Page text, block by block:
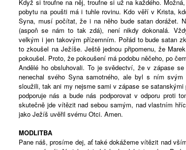
Když si troufne na něj, troufne si už na každého.
pobytu na poušti má i tuhle rovinu. Kdo věří v Krista,
Syna, musí počítat, že i na něho bude satan dorážet.
(aspoň se nám to tak zdá), není nikdy dokonalá.
velkým i jen takovým přízemním. Pořád to bude satan
to zkoušel na Ježíše. Ještě jednou připomenu, že
pokoušel. Proto, že pokoušení má podobu něčeho, po
Andělé ho obsluhovali. To je svědectví, že v zápase
nenechal svého Syna samotného, ale byl s ním
sloužili, tak ani my nejsme sami v zápase se
podporuje nás a bude nás podporovat v odporu proti
skutečně jde vítězit nad sebou samým, nad vlastním
jako Ježíš uvěřil svému Otci. Amen.
MODLITBA
Pane náš, prosíme dej, ať také dokážeme vítězit nad